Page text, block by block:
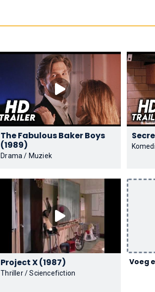
The Fabulous Baker Boys
(1989)
Drama / Muziek
Project X (1987)
Thriller / Sciencefiction
Voeg